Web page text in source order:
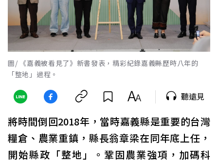
圖/ 《嘉義被看見了》新書發表，精彩紀錄嘉義縣歷時八年的
「整地」過程。
聽遠見
將時間倒回2018年，當時嘉義縣是重要的台灣
糧倉、農業重鎮，縣長翁章梁在同年底上任，
開始縣政「整地」。鞏固農業強項，加碼科